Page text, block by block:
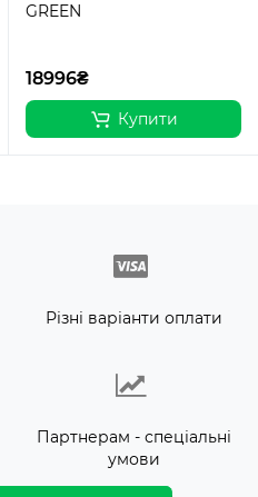
GREEN
18996₴
Купити
Різні варіанти оплати
Партнерам - спеціальні
умови